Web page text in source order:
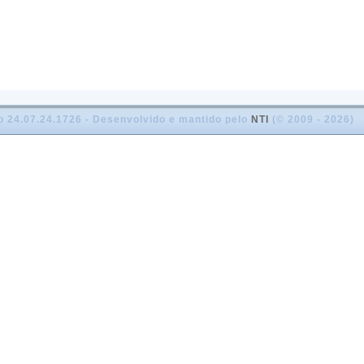
24.07.24.1726 - Desenvolvido e mantido pelo NTI (© 2009 - 2026)